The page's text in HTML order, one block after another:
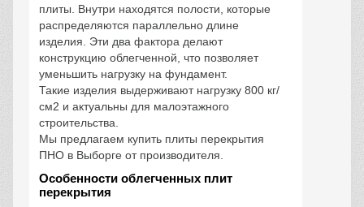
плиты. Внутри находятся полости, которые
распределяются параллельно длине
изделия. Эти два фактора делают
конструкцию облегченной, что позволяет
уменьшить нагрузку на фундамент.
Такие изделия выдерживают нагрузку 800 кг/
см2 и актуальны для малоэтажного
строительства.
Мы предлагаем купить плиты перекрытия
ПНО в Выборге от производителя.
Особенности облегченных плит
перекрытия